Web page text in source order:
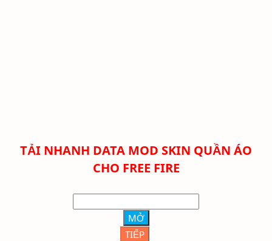
TẢI NHANH DATA MOD SKIN QUẦN ÁO
CHO FREE FIRE
MỞ
TIẾP